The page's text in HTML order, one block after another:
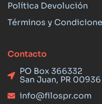
Política Devolución
Términos y
Contacto
PO Box 366332
San Juan, PR 00936
info@filospr.com